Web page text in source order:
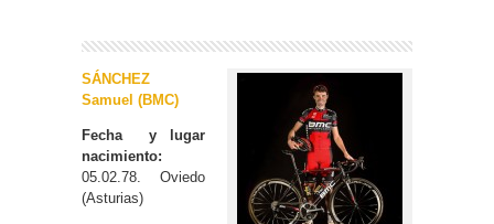
SÁNCHEZ
Samuel (BMC)
Fecha y lugar
nacimiento:
05.02.78. Oviedo
(Asturias)